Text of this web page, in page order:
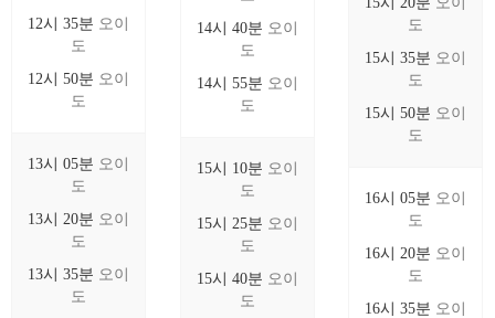
12시 35분 오이
도
12시 50분 오이
도
13시 05분 오이
도
13시 20분 오이
도
13시 35분 오이
도
14시 40분 오이
도
14시 55분 오이
도
15시 10분 오이
도
15시 25분 오이
도
15시 40분 오이
도
도
15시 35분 오이
도
15시 50분 오이
도
16시 05분 오이
도
16시 20분 오이
도
16시 35분 오이